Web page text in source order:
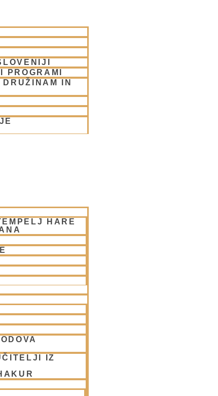
PROGRAMI
IN
HARE
IZ